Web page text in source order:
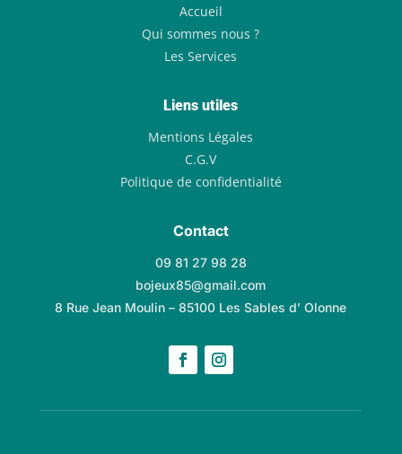
Accueil
Qui sommes nous ?
Les Services
Liens utiles
Mentions Légales
C.G.V
Politique de confidentialité
Contact
09 81 27 98 28
bojeux85@gmail.com
8 Rue Jean Moulin – 85100 Les Sables d’ Olonne